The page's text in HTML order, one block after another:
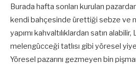
Burada hafta sonları kurulan
kendi bahçesinde ürettiği sebze ve
yapımı kahvaltılıklardan satın
melengücceği tatlısı gibi yöresel
Yöresel pazarını gezmeyen bin